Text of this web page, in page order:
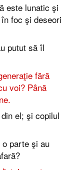
este lunatic şi
foc şi deseori
putut să îl
fără
voi? Până
el; şi copilul
parte şi au